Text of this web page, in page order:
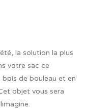
la solution la plus
votre sac ce
de bouleau et en
objet vous sera